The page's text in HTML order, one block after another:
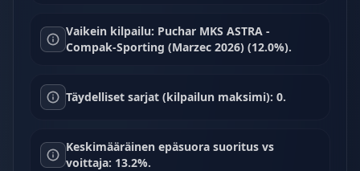
Vaikein kilpailu: Puchar MKS ASTRA -
Compak-Sporting (Marzec 2026) (12.0%).
Täydelliset sarjat (kilpailun maksimi): 0.
Keskimääräinen epäsuora suoritus vs
voittaja: 13.2%.